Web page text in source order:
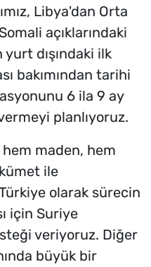
Libya'dan Orta
açıklarındaki
yurt dışındaki ilk
bakımından tarihi
6 ila 9 ay
planlıyoruz.
maden, hem
ile
olarak sürecin
için Suriye
veriyoruz. Diğer
büyük bir